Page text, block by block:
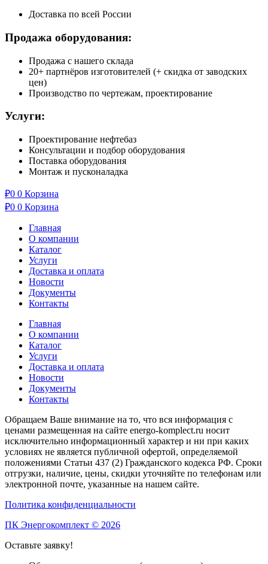
Доставка по всей России
Продажа оборудования:
Продажа с нашего склада
20+ партнёров изготовителей (+ скидка от заводских
цен)
Производство по чертежам, проектирование
Услуги:
Проектирование нефтебаз
Консультации и подбор оборудования
Поставка оборудования
Монтаж и пусконаладка
₽0 0 Корзина
₽0 0 Корзина
Главная
О компании
Каталог
Услуги
Доставка и оплата
Новости
Документы
Контакты
Главная
О компании
Каталог
Услуги
Доставка и оплата
Новости
Документы
Контакты
Обращаем Ваше внимание на то, что вся информация с
ценами размещенная на сайте energo-komplect.ru носит
исключительно информационный характер и ни при каких
условиях не является публичной офертой, определяемой
положениями Статьи 437 (2) Гражданского кодекса РФ. Сроки
отгрузки, наличие, цены, скидки уточняйте по телефонам или
электронной почте, указанные на нашем сайте.
Политика конфиденциальности
ПК Энергокомплект © 2026
Оставьте заявку!